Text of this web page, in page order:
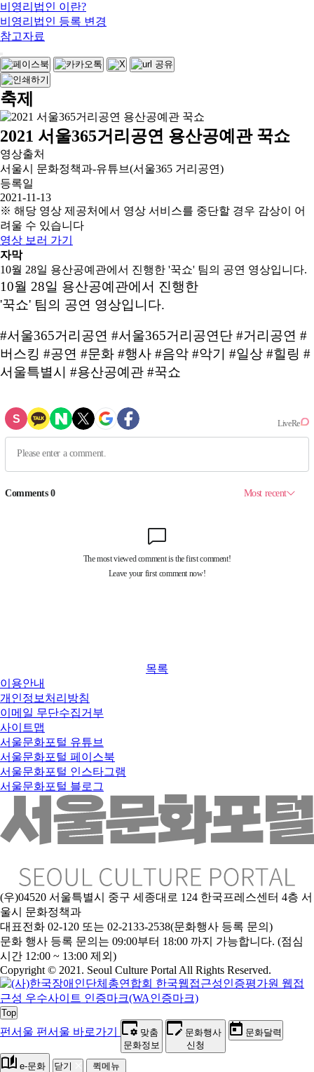
비영리법인 이란?
비영리법인 등록 변경
참고자료
축제
2021 서울365거리공연 용산공예관 꾹쇼
영상출처
서울시 문화정책과-유튜브(서울365 거리공연)
등록일
2021-11-13
※ 해당 영상 제공처에서 영상 서비스를 중단할 경우 감상이 어
려울 수 있습니다
영상 보러 가기
자막
10월 28일 용산공예관에서 진행한 '꾹쇼' 팀의 공연 영상입니다.
10월 28일 용산공예관에서 진행한
'꾹쇼' 팀의 공연 영상입니다.
#서울365거리공연 #서울365거리공연단 #거리공연 #
버스킹 #공연 #문화 #행사 #음악 #악기 #일상 #힐링 #
서울특별시 #용산공예관 #꾹쇼
목록
이용안내
개인정보처리방침
이메일 무단수집거부
사이트맵
서울문화포털 유튜브
서울문화포털 페이스북
서울문화포털 인스타그램
서울문화포털 블로그
(우)04520 서울특별시 중구 세종대로 124 한국프레스센터 4층 서
울시 문화정책과
대표전화 02-120 또는 02-2133-2538(문화행사 등록 문의)
문화 행사 등록 문의는 09:00부터 18:00 까지 가능합니다. (점심
시간 12:00 ~ 13:00 제외)
Copyright © 2021. Seoul Culture Portal All Rights Reserved.
Top
펀서울 펀서울 바로가기
맞춤
문화정보
문화행사
신청
문화달력
e-문화 닫기 퀵메뉴